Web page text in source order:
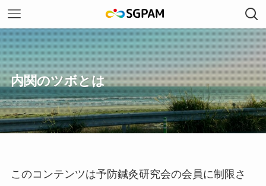
内関のツボとは
このコンテンツは予防鍼灸研究会の会員に制限さ